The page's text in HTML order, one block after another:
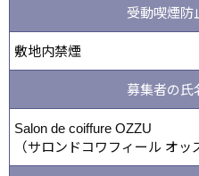
受動喫煙防
敷地内禁煙
募集者の氏
Salon de coiffure OZZU
（サロンドコワフィール オッ